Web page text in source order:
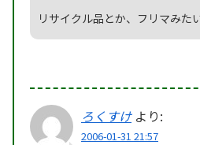
リサイクル品とか、フリマみた
ろくすけ より:
2006-01-31 21:57